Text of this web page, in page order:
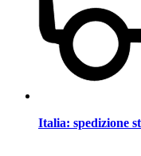
Italia: spedizione